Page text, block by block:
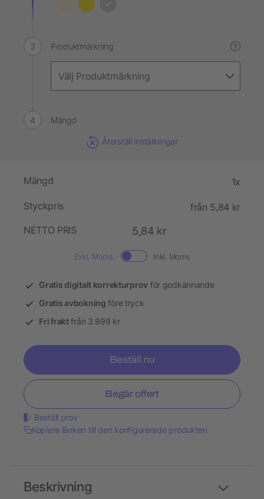
Produktmärkning ?
Mängd
Återställ inställningar
Mängd 1x
Styckpris
från 5,84 kr
NETTO PRIS
5,84 kr
Exkl. Moms. Inkl. Moms
Gratis digitalt korrekturprov för godkännande
Gratis avbokning före tryck
Fri fraktfrån 3.999 kr
Beställ nu
Begär offert
Beställ prov
Kopiera länken till den konfigurerade produkten
Beskrivning